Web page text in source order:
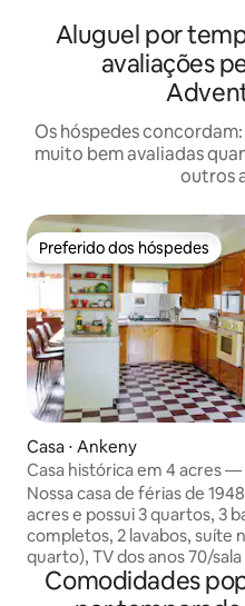
Aluguel por
avaliações
Os hóspedes
muito bem avaliadas
outros
Preferido dos hóspedes
Preferido dos hóspedes
Casa ⋅ Ankeny
Casa histórica em 4 acres
hidromassagem, piscina,
Nossa casa de férias de
acres e possui 3 quartos, 3
completos, 2 lavabos, suíte
quarto), TV dos anos 70/
Tiki Bar e sala de jogos
temos uma piscina
Comodidades